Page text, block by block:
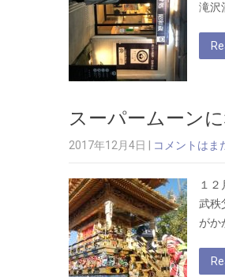
滝沢
スーパームーン
2017年12月4日 コメントはま
１
武秩
がか